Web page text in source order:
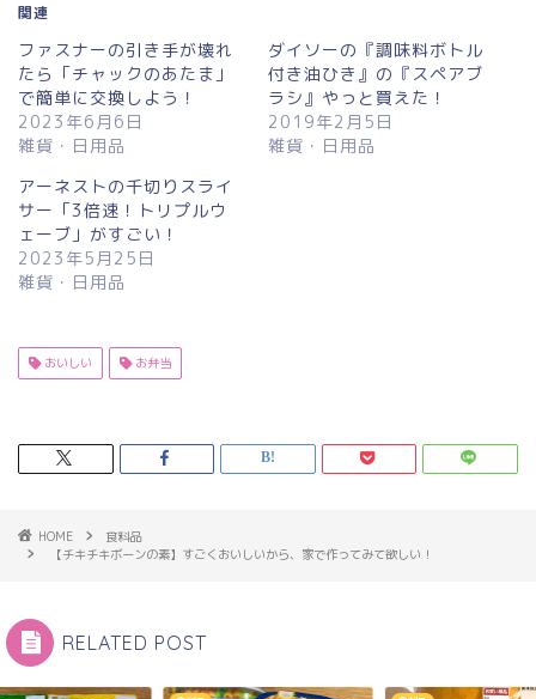
関連
ファスナーの引き手が壊れ
たら「チャックのあたま」
で簡単に交換しよう！
2023年6月6日
雑貨・日用品
ダイソーの『調味料ボトル
付き油ひき』の『スペアブ
ラシ』やっと買えた！
2019年2月5日
雑貨・日用品
アーネストの千切りスライ
サー「3倍速！トリプルウ
ェーブ」がすごい！
2023年5月25日
雑貨・日用品
おいしい お弁当
HOME
食料品
【チキチキボーンの素】すごくおいしいから、家で作ってみて欲しい！
RELATED POST